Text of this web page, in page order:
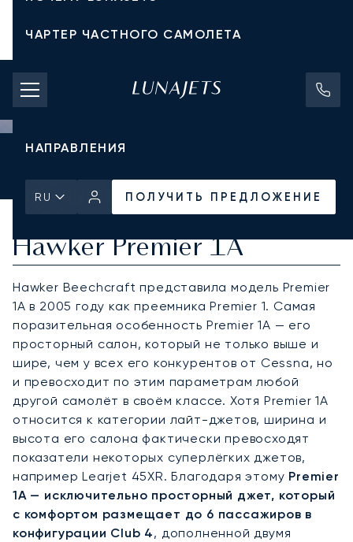
ЧАРТЕР ЧАСТНОГО САМОЛЕТА
СТОИМОСТЬ ЧАРТЕРА
ЧАСТНЫЕ САМОЛЕТЫ
НАПРАВЛЕНИЯ
RU ПОЛУЧИТЬ ПРЕДЛОЖЕНИЕ
Hawker Premier 1A
Hawker Beechcraft представила модель Premier
1A в 2005 году как преемника Premier 1. Самая
поразительная особенность Premier 1A — его
просторный салон, который не только выше и
шире, чем у всех его конкурентов от Cessna, но
и превосходит по этим параметрам любой
другой самолёт в своём классе. Хотя Premier 1A
относится к категории лайт-джетов, ширина и
высота его салона фактически превосходят
показатели некоторых суперлёгких джетов,
например Learjet 45XR. Благодаря этому Premier
1A — исключительно просторный джет, который
с комфортом размещает до 6 пассажиров в
конфигурации Club 4, дополненной двумя